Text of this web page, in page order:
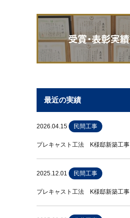
最近の実績
2026.04.15 民間工事
プレキャスト工法 K様邸新築工事
2025.12.01 民間工事
プレキャスト工法 K様邸新築工事